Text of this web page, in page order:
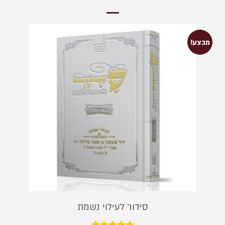
מבצע!
סידור לעילוי נשמת